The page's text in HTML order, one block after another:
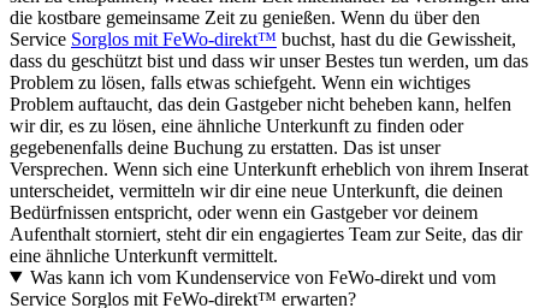
die kostbare gemeinsame Zeit zu genießen. Wenn du über den
Service Sorglos mit FeWo-direkt™ buchst, hast du die Gewissheit,
dass du geschützt bist und dass wir unser Bestes tun werden, um das
Problem zu lösen, falls etwas schiefgeht. Wenn ein wichtiges
Problem auftaucht, das dein Gastgeber nicht beheben kann, helfen
wir dir, es zu lösen, eine ähnliche Unterkunft zu finden oder
gegebenenfalls deine Buchung zu erstatten. Das ist unser
Versprechen. Wenn sich eine Unterkunft erheblich von ihrem Inserat
unterscheidet, vermitteln wir dir eine neue Unterkunft, die deinen
Bedürfnissen entspricht, oder wenn ein Gastgeber vor deinem
Aufenthalt storniert, steht dir ein engagiertes Team zur Seite, das dir
eine ähnliche Unterkunft vermittelt.
Was kann ich vom Kundenservice von FeWo-direkt und vom
Service Sorglos mit FeWo-direkt™ erwarten?